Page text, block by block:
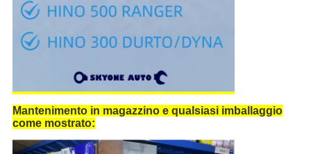
Mantenimento in magazzino e qualsiasi imballaggio
come mostrato: